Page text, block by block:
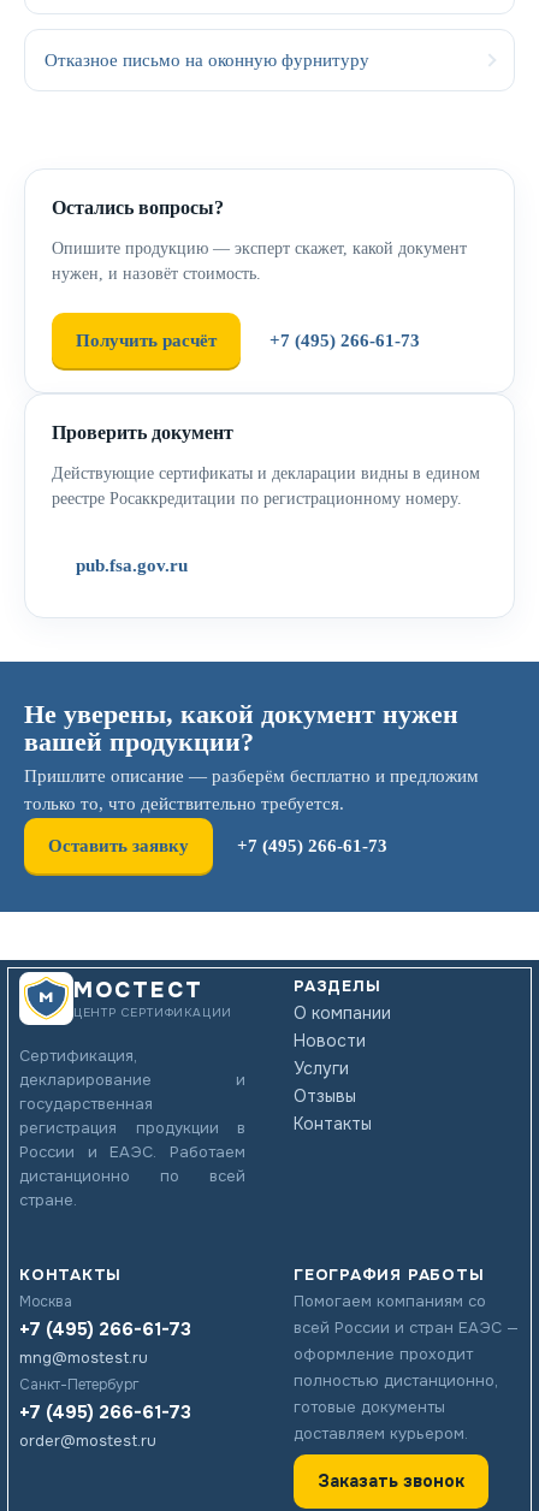
Отказное письмо на оконную фурнитуру
Остались вопросы?
Опишите продукцию — эксперт скажет, какой документ
нужен, и назовёт стоимость.
Получить расчёт +7 (495) 266-61-73
Проверить документ
Действующие сертификаты и декларации видны в едином
реестре Росаккредитации по регистрационному номеру.
pub.fsa.gov.ru
Не уверены, какой документ нужен
вашей продукции?
Пришлите описание — разберём бесплатно и предложим
только то, что действительно требуется.
Оставить заявку +7 (495) 266-61-73
МОСТЕСТ
ЦЕНТР СЕРТИФИКАЦИИ
Сертификация,
декларирование и
государственная
регистрация продукции в
России и ЕАЭС. Работаем
дистанционно по всей
стране.
РАЗДЕЛЫ
О компании
Новости
Услуги
Отзывы
Контакты
КОНТАКТЫ
Москва
+7 (495) 266-61-73
mng@mostest.ru
Санкт-Петербург
+7 (495) 266-61-73
order@mostest.ru
ГЕОГРАФИЯ РАБОТЫ
Помогаем компаниям со
всей России и стран ЕАЭС —
оформление проходит
полностью дистанционно,
готовые документы
доставляем курьером.
Заказать звонок